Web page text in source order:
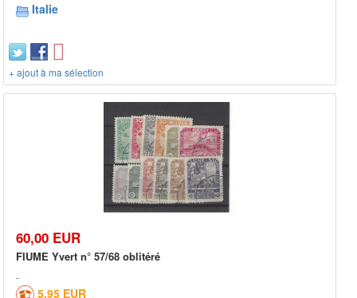
Italie
+ ajout à ma sélection
60,00 EUR
FIUME Yvert n° 57/68 oblitéré
5,95 EUR